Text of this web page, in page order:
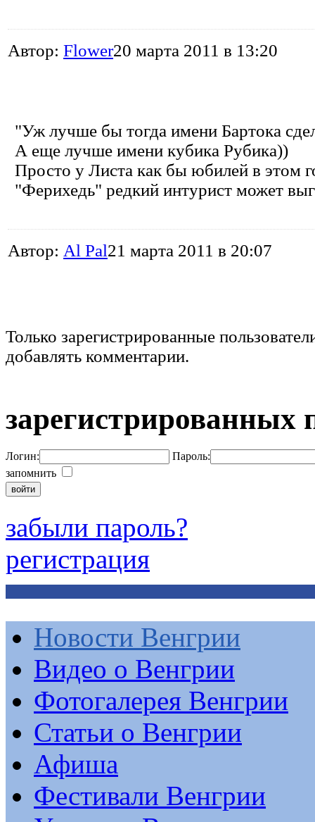
Автор: Flower20 марта 2011 в 13:20
"Уж лучше бы тогда имени Бартока
А еще лучше имени кубика Рубика))
Просто у Листа как бы юбилей в этом
"Ферихедь" редкий интурист может
Автор: Al Pal21 марта 2011 в 20:07
Только зарегистрированные
добавлять комментарии.
зарегистрированных
Логин:
Пароль:
запомнить
забыли пароль?
регистрация
Новости Венгрии
Видео о Венгрии
Фотогалерея Венгрии
Статьи о Венгрии
Афиша
Фестивали Венгрии